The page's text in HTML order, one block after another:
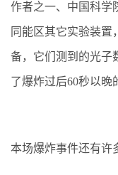
作者之一、中国科学
同能区其它实验装置
备，它们测到的光子
了爆炸过后60秒以晚
本场爆炸事件还有许